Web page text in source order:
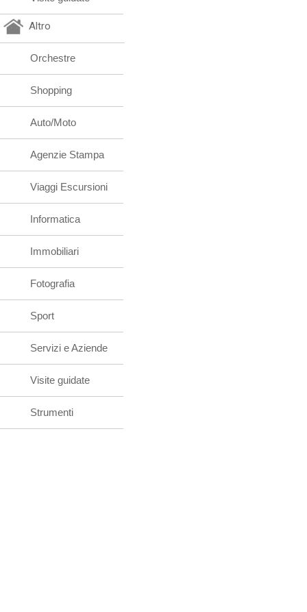
Altro
Orchestre
Shopping
Auto/Moto
Agenzie Stampa
Viaggi Escursioni
Informatica
Immobiliari
Fotografia
Sport
Servizi e Aziende
Visite guidate
Strumenti